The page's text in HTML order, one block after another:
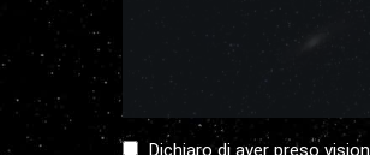
Dichiaro di aver preso